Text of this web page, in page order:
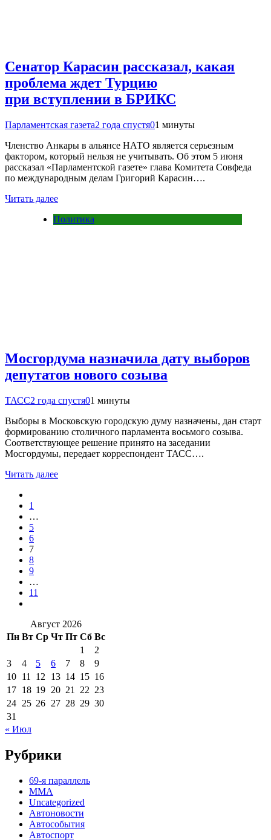
Сенатор Карасин рассказал, какая
проблема ждет Турцию
при вступлении в БРИКС
Парламентская газета2 года спустя01 минуты
Членство Анкары в альянсе НАТО является серьезным
фактором, который нельзя не учитывать. Об этом 5 июня
рассказал «Парламентской газете» глава Комитета Совфеда
по международным делам Григорий Карасин….
Читать далее
Политика
Мосгордума назначила дату выборов
депутатов нового созыва
ТАСС2 года спустя01 минуты
Выборы в Московскую городскую думу назначены, дан старт
формированию столичного парламента восьмого созыва.
Соответствующее решение принято на заседании
Мосгордумы, передает корреспондент ТАСС….
Читать далее
1
…
5
6
7
8
9
…
11
Август 2026
Пн Вт Ср Чт Пт Сб Вс
1
2
3
4 5 6 7 8
9
10 11 12 13 14 15 16
17 18 19 20 21 22 23
24 25 26 27 28 29 30
31
« Июл
Рубрики
69-я параллель
MMA
Uncategorized
Автоновости
Автособытия
Автоспорт